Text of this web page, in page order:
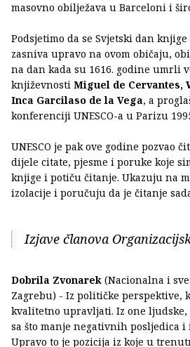
masovno obilježava u Barceloni i
Podsjetimo da se Svjetski dan
zasniva upravo na ovom običaju,
na dan kada su 1616. godine umrli
književnosti Miguel de Cervantes,
Inca Garcilaso de la Vega, a
konferenciji UNESCO-a u Parizu
UNESCO je pak ove godine pozvao
dijele citate, pjesme i poruke koje
knjige i potiču čitanje. Ukazuju na
izolacije i poručuju da je čitanje
Izjave članova
Dobrila Zvonarek (Nacionalna i
Zagrebu) - Iz političke perspektive,
kvalitetno upravljati. Iz one
sa što manje negativnih posljedica
Upravo to je pozicija iz koje u